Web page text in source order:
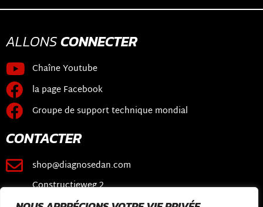
ALLONSCONNECTER
Chaîne Youtube
la page Facebook
Groupe de support technique mondial
CONTACTER
shop@diagnosedan.com
Constructieweg 2
3641 SB Mijdrecht